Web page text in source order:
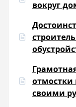
вокруг
отмостки
своими